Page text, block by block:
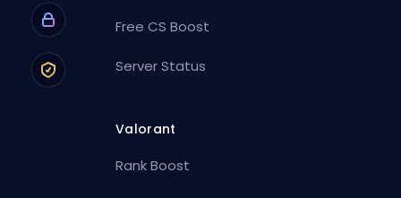
Free CS Boost
Server Status
Valorant
Rank Boost